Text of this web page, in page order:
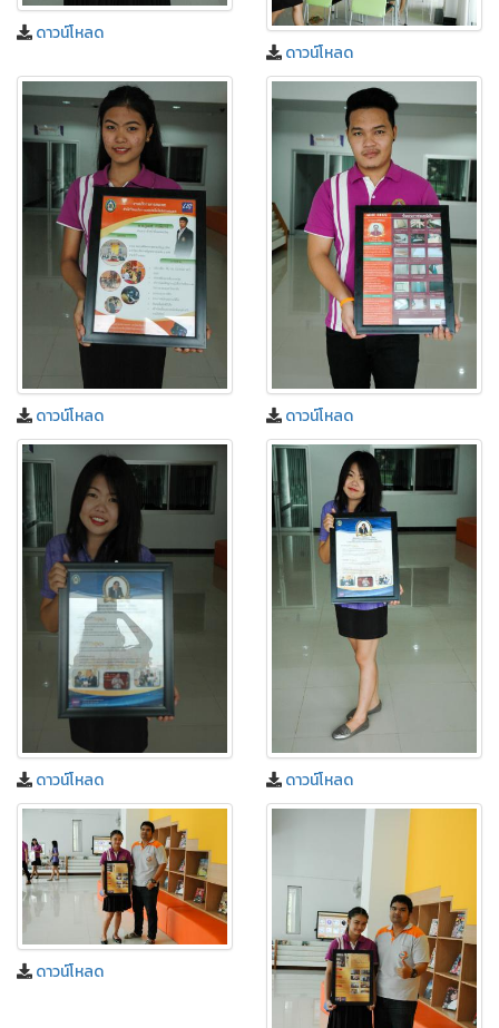
ดาวน์โหลด
ดาวน์โหลด
ดาวน์โหลด ดาวน์โหลด
ดาวน์โหลด ดาวน์โหลด
ดาวน์โหลด